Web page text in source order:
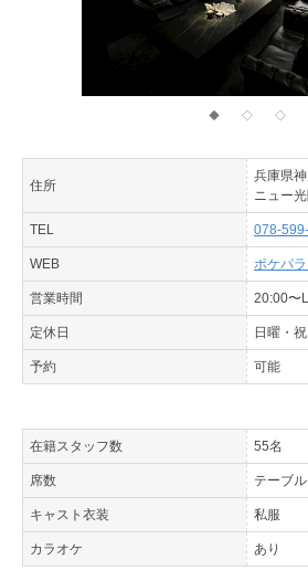
◆ ◇ ◇
住所
兵庫県
ニュー
TEL 078-
WEB ポケパ
営業時間 20:00〜
定休日 日曜・祝
予約 可能
在籍スタッフ数 55名
席数 テーブ
キャスト衣装 私服
カラオケ あり